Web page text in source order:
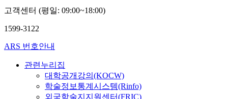
고객센터 (평일: 09:00~18:00)
1599-3122
ARS 번호안내
관련누리집
대학공개강의(KOCW)
학술정보통계시스템(Rinfo)
외국학술지지원센터(FRIC)